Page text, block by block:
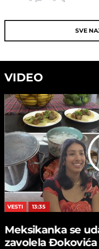
SVE
VIDEO
VESTI 13:35
Meksikanka se
zavolela